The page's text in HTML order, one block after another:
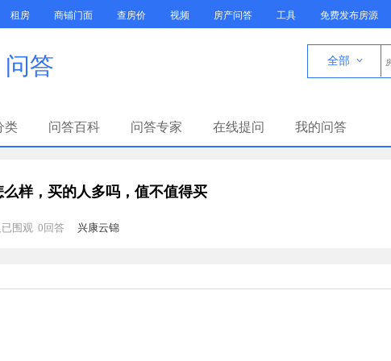
租房 商铺门面 查房价 视频 房产问答 工具 免费发布房源
问答 全部 
类 问答百科 问答专家 在线提问 我的问答
样，买的人多吗，值不值得买
已围观 0回答 兴康云锦